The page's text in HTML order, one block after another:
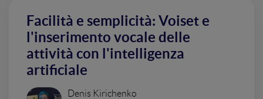
Facilità e semplicità: Voiset e
l'inserimento vocale delle
attività con l'intelligenza
artificiale
Denis Kirichenko